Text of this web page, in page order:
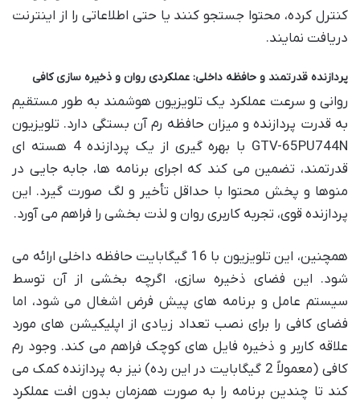
کنترل کرده، محتوا جستجو کنند یا حتی اطلاعاتی را از اینترنت
دریافت نمایند.
پردازنده قدرتمند و حافظه داخلی: عملکردی روان و ذخیره سازی کافی
روانی و سرعت عملکرد یک تلویزیون هوشمند به طور مستقیم
به قدرت پردازنده و میزان حافظه رم آن بستگی دارد. تلویزیون
GTV-65PU744N با بهره گیری از یک پردازنده 4 هسته ای
قدرتمند، تضمین می کند که اجرای برنامه ها، جابه جایی در
منوها و پخش محتوا با حداقل تأخیر و لگ صورت گیرد. این
پردازنده قوی، تجربه کاربری روان و لذت بخشی را فراهم می آورد.
همچنین، این تلویزیون با 16 گیگابایت حافظه داخلی ارائه می
شود. این فضای ذخیره سازی، اگرچه بخشی از آن توسط
سیستم عامل و برنامه های پیش فرض اشغال می شود، اما
فضای کافی را برای نصب تعداد زیادی از اپلیکیشن های مورد
علاقه کاربر و ذخیره فایل های کوچک فراهم می کند. وجود رم
کافی (معمولاً 2 گیگابایت در این رده) نیز به پردازنده کمک می
کند تا چندین برنامه را به صورت همزمان بدون افت عملکرد